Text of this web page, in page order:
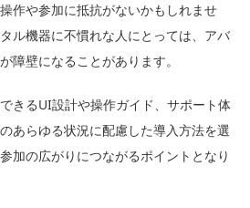
作や参加に抵抗がないかもしれませ
ル機器に不慣れな人にとっては、アバ
障壁になることがあります。
きるUI設計や操作ガイド、サポート体
あらゆる状況に配慮した導入方法を選
加の広がりにつながるポイントとなり